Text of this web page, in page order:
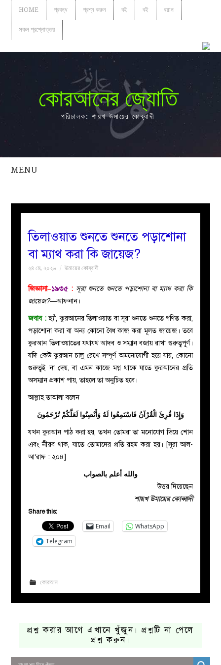
HOME প্রবন্ধ প্রশ্ন করুন বই বই বয়ান
সকল প্রশ্নোত্তর
কোরআনের জ্যোতি
পরিচালক: শায়খ উমায়ের কোব্বাদী
MENU
সকল
বয়ান
নারীদের
ইসলাহী
মজলিস
প্রশ্ন
করুন
তিলাওয়াত শুনতে শুনতে পড়াশোনা
বা ম্যাথ করা কি জায়েজ?
২৪ মে, ২০২৬ উমায়ের কোব্বাদী
জিজ্ঞাসা–১৯৩৫: সূরা শুনতে শুনতে পড়াশোনা বা ম্যাথ করা কি
জায়েজ?—আফনান।
জবাব : হ্যাঁ, কুরআনের তিলাওয়াত বা সূরা শুনতে শুনতে গণিত করা,
পড়াশোনা করা বা অন্য কোনো বৈধ কাজ করা মূলত জায়েজ। তবে
কুরআন তিলাওয়াতের যথাযথ আদব ও সম্মান বজায় রাখা গুরুত্বপূর্ণ।
যদি কেউ কুরআন চালু রেখে সম্পূর্ণ অমনোযোগী হয়ে যায়, কোনো
গুরুত্বই না দেয়, বা এমন কাজে মগ্ন থাকে যাতে কুরআনের প্রতি
অসম্মান প্রকাশ পায়, তাহলে তা অনুচিত হবে।
আল্লাহ তাআলা বলেন
وَإِذَا قُرِئَ الْقُرْآنُ فَاسْتَمِعُوا لَهُ وَأَنْصِتُوا لَعَلَّكُمْ تُرْحَمُونَ
যখন কুরআন পাঠ করা হয়, তখন তোমরা তা মনোযোগ দিয়ে শোন
এবং নীরব থাক, যাতে তোমাদের প্রতি রহম করা হয়। [সূরা আল-
আ‘রাফ : ২০৪]
والله أعلم بالصواب
উত্তর দিয়েছেন
শায়খ উমায়ের কোব্বাদী
Share this:
Email
WhatsApp
Telegram
কোরআন
প্রশ্ন করার আগে এখানে খুঁজুন। প্রশ্নটি না পেলে
প্রশ্ন করুন।